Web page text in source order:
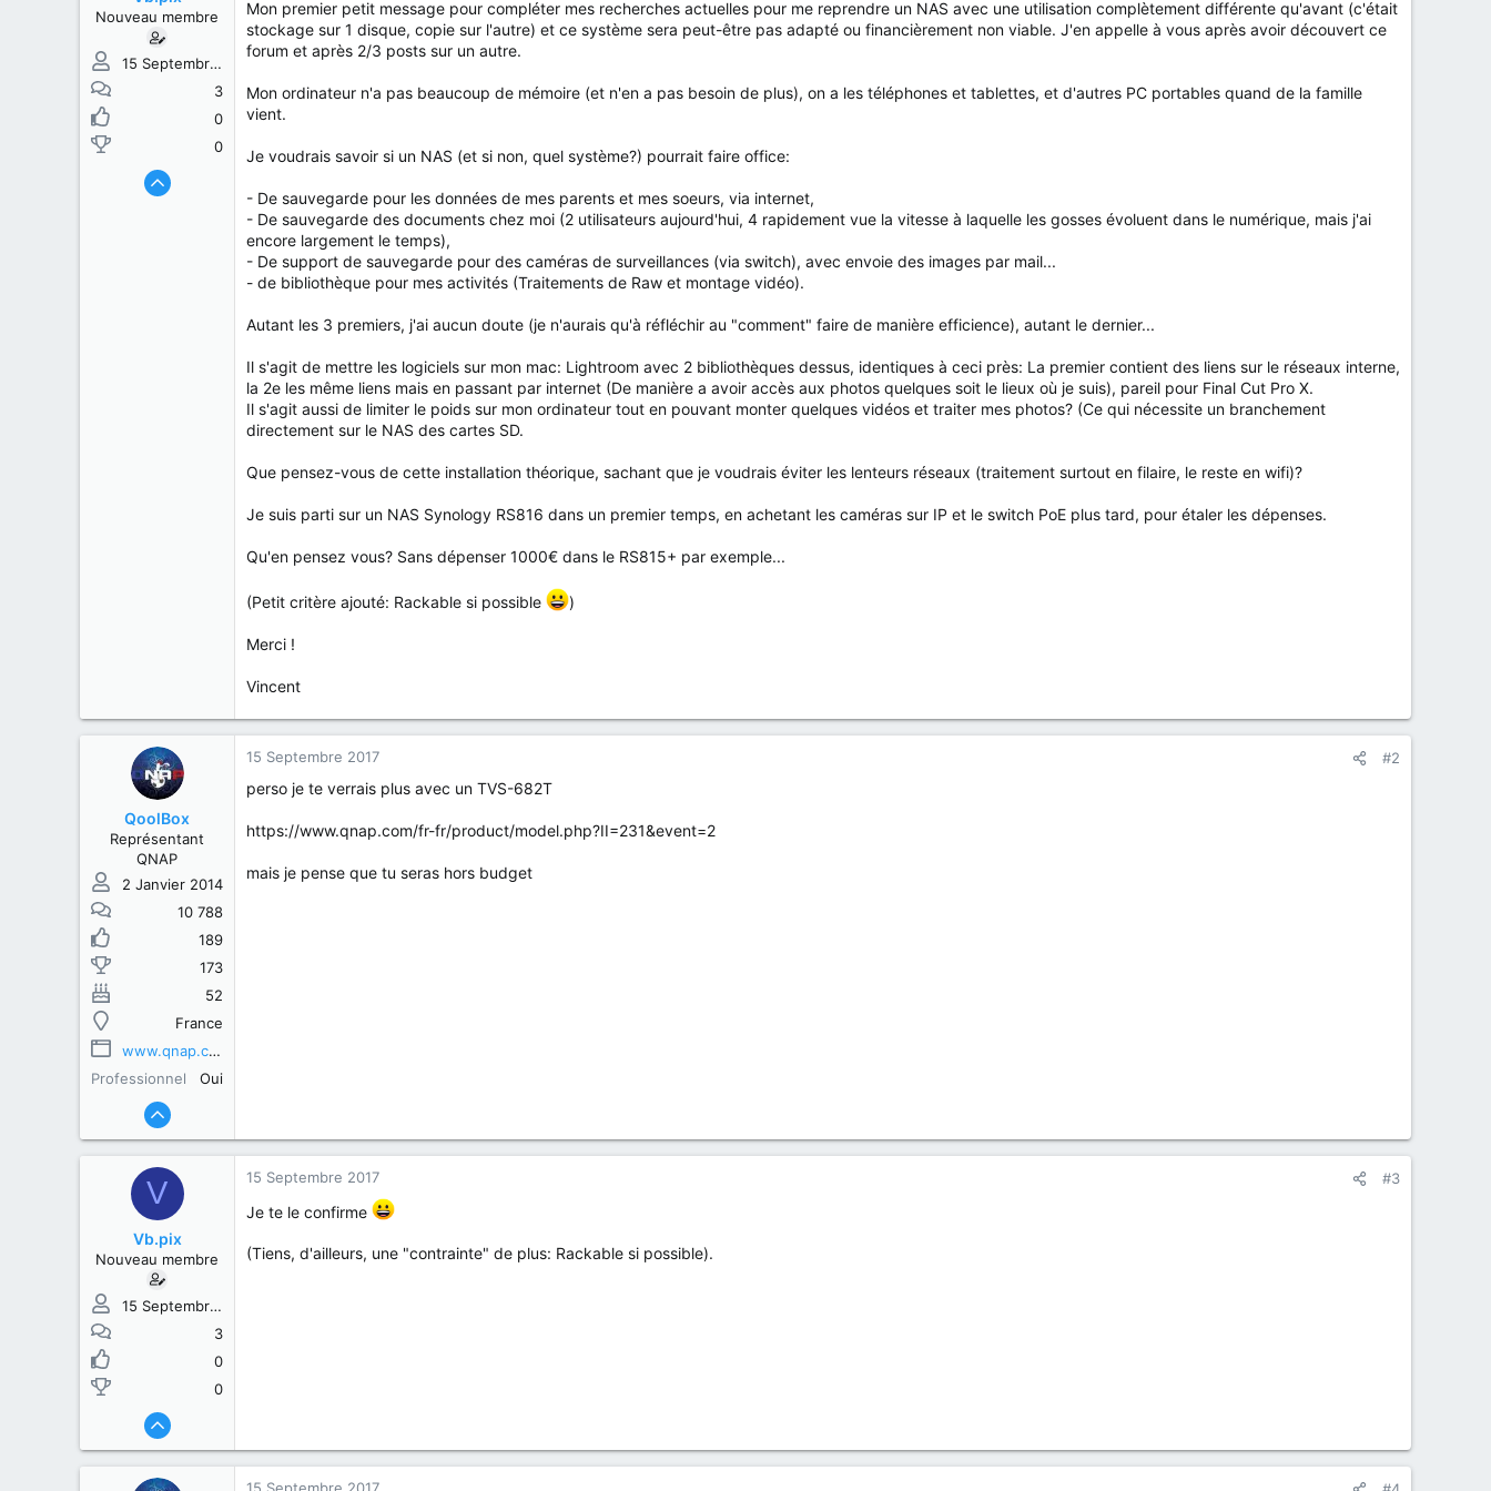
u
e
t
u
Nouveau membre
15 Septembre 2017
3
0
0
Mon premier petit message pour compléter mes recherches actuelles pour me reprendre un NAS avec une utilisation complètement différente qu'avant (c'était
stockage sur 1 disque, copie sur l'autre) et ce système sera peut-être pas adapté ou financièrement non viable. J'en appelle à vous après avoir découvert ce
forum et après 2/3 posts sur un autre.
Mon ordinateur n'a pas beaucoup de mémoire (et n'en a pas besoin de plus), on a les téléphones et tablettes, et d'autres PC portables quand de la famille
vient.
Je voudrais savoir si un NAS (et si non, quel système?) pourrait faire office:
- De sauvegarde pour les données de mes parents et mes soeurs, via internet,
- De sauvegarde des documents chez moi (2 utilisateurs aujourd'hui, 4 rapidement vue la vitesse à laquelle les gosses évoluent dans le numérique, mais j'ai
encore largement le temps),
- De support de sauvegarde pour des caméras de surveillances (via switch), avec envoie des images par mail...
- de bibliothèque pour mes activités (Traitements de Raw et montage vidéo).
Autant les 3 premiers, j'ai aucun doute (je n'aurais qu'à réfléchir au "comment" faire de manière efficience), autant le dernier...
Il s'agit de mettre les logiciels sur mon mac: Lightroom avec 2 bibliothèques dessus, identiques à ceci près: La premier contient des liens sur le réseaux interne,
la 2e les même liens mais en passant par internet (De manière a avoir accès aux photos quelques soit le lieux où je suis), pareil pour Final Cut Pro X.
Il s'agit aussi de limiter le poids sur mon ordinateur tout en pouvant monter quelques vidéos et traiter mes photos? (Ce qui nécessite un branchement
directement sur le NAS des cartes SD.
Que pensez-vous de cette installation théorique, sachant que je voudrais éviter les lenteurs réseaux (traitement surtout en filaire, le reste en wifi)?
Je suis parti sur un NAS Synology RS816 dans un premier temps, en achetant les caméras sur IP et le switch PoE plus tard, pour étaler les dépenses.
Qu'en pensez vous? Sans dépenser 1000€ dans le RS815+ par exemple...
(Petit critère ajouté: Rackable si possible )
Merci !
Vincent
QoolBox
Représentant
QNAP
2 Janvier 2014
10 788
189
173
52
France
www.qnap.com
Professionnel
Oui
15 Septembre 2017 #2
perso je te verrais plus avec un TVS-682T
https://www.qnap.com/fr-fr/product/model.php?II=231&event=2
mais je pense que tu seras hors budget
V
Vb.pix
Nouveau membre
15 Septembre 2017
3
0
0
15 Septembre 2017 #3
Je te le confirme
(Tiens, d'ailleurs, une "contrainte" de plus: Rackable si possible).
15 Septembre 2017